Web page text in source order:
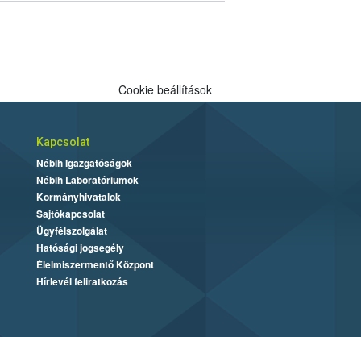
Cookie beállítások
Kapcsolat
Nébih Igazgatóságok
Nébih Laboratóriumok
Kormányhivatalok
Sajtókapcsolat
Ügyfélszolgálat
Hatósági jogsegély
Élelmiszermentő Központ
Hírlevél feliratkozás